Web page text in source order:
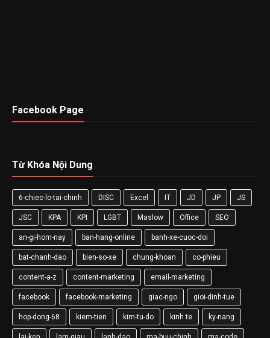
Facebook Page
Từ Khóa Nội Dung
6-chiec-lo-tai-chinh DISC Excel IT JD JP JS
JSC KPA KPI LGBT Maslow Office SEO
an-gi-hom-nay ban-hang-online banh-xe-cuoc-doi
bat-chanh-dao bien-so-xe chung-khoan co-phieu
content-a-z content-marketing email-marketing
facebook facebook-marketing giac-ngo gioi-dinh-tue
hop-dong-68 kiem-tien kim-tu-do kinh te ky-nang